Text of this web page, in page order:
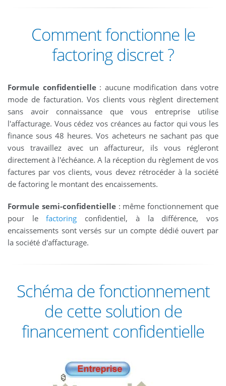
Comment fonctionne le
factoring discret ?
Formule confidentielle: aucune modification dans votre
mode de facturation. Vos clients vous règlent directement
sans avoir connaissance que vous entreprise utilise
l'affacturage. Vous cédez vos créances au factor qui vous les
finance sous 48 heures. Vos acheteurs ne sachant pas que
vous travaillez avec un affactureur, ils vous régleront
directement à l'échéance. A la réception du règlement de vos
factures par vos clients, vous devez rétrocéder à la société
de factoring le montant des encaissements.
Formule semi-confidentielle: même fonctionnement que
pour lefactoring confidentiel, à la différence, vos
encaissements sont versés sur un compte dédié ouvert par
la société d'affacturage.
Schéma de fonctionnement
de cette solution de
financement confidentielle